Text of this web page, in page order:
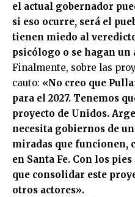
el actual gobernador
si eso ocurre, será el
tienen miedo al
psicólogo o se hagan un
Finalmente, sobre las
cauto: «No creo que
para el 2027. Tenemos
proyecto de Unidos.
necesita gobiernos de
miradas que funcionen,
en Santa Fe. Con los
que consolidar este
otros actores».